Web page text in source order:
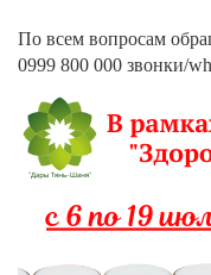
По всем вопросам
0999 800 000 звонки/